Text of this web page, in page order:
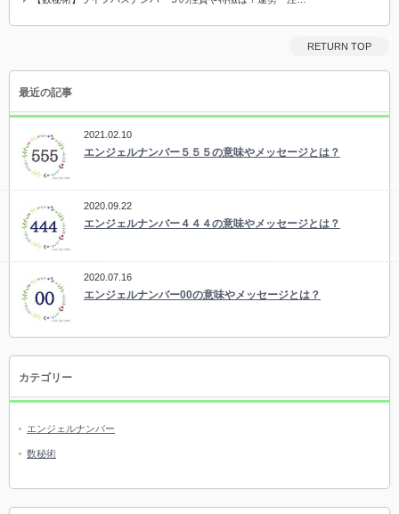
RETURN TOP
最近の記事
2021.02.10
エンジェルナンバー５５５の意味やメッセージとは？
2020.09.22
エンジェルナンバー４４４の意味やメッセージとは？
2020.07.16
エンジェルナンバー00の意味やメッセージとは？
カテゴリー
エンジェルナンバー
数秘術